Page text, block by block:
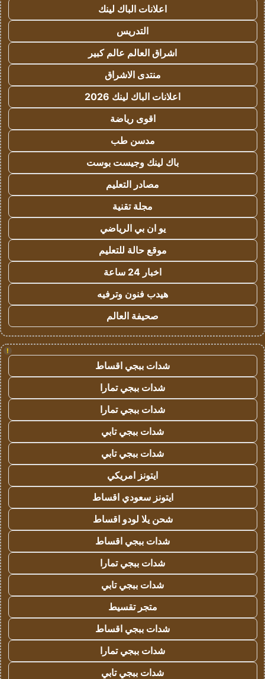
اعلانات الباك لينك
التدريس
اشراق العالم عالم كبير
منتدى الاشراق
اعلانات الباك لينك 2026
اقوى رياضة
مدسن طب
باك لينك وجيست بوست
مصادر التعليم
مجلة تقنية
يو ان بي الرياضي
موقع حالة للتعليم
اخبار 24 ساعة
هيدب فنون وترفيه
صحيفة العالم
!
شدات ببجي اقساط
شدات ببجي تمارا
شدات ببجي تمارا
شدات ببجي تابي
شدات ببجي تابي
ايتونز امريكي
ايتونز سعودي اقساط
شحن يلا لودو اقساط
شدات ببجي اقساط
شدات ببجي تمارا
شدات ببجي تابي
متجر تقسيط
شدات ببجي اقساط
شدات ببجي تمارا
شدات ببجي تابي